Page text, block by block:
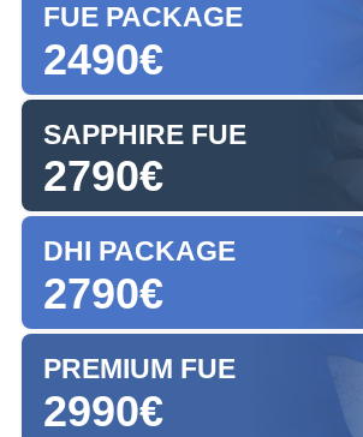
FUE PACKAGE
2490€
SAPPHIRE FUE
2790€
DHI PACKAGE
2790€
PREMIUM FUE
2990€